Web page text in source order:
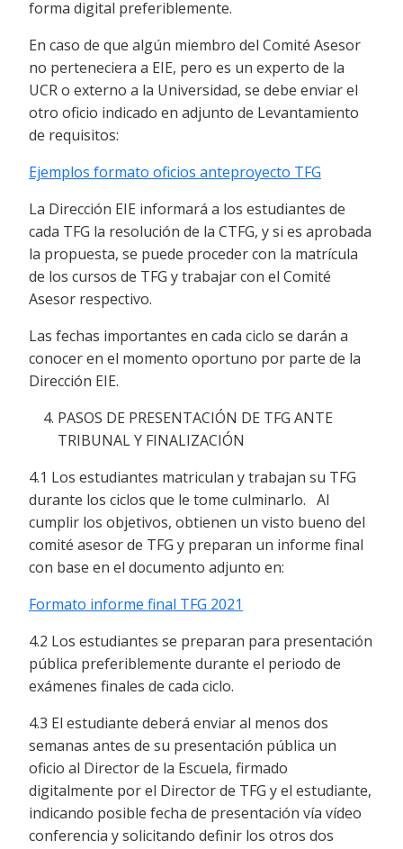
forma digital preferiblemente.
En caso de que algún miembro del Comité Asesor
no perteneciera a EIE, pero es un experto de la
UCR o externo a la Universidad, se debe enviar el
otro oficio indicado en adjunto de Levantamiento
de requisitos:
Ejemplos formato oficios anteproyecto TFG
La Dirección EIE informará a los estudiantes de
cada TFG la resolución de la CTFG, y si es aprobada
la propuesta, se puede proceder con la matrícula
de los cursos de TFG y trabajar con el Comité
Asesor respectivo.
Las fechas importantes en cada ciclo se darán a
conocer en el momento oportuno por parte de la
Dirección EIE.
PASOS DE PRESENTACIÓN DE TFG ANTE
TRIBUNAL Y FINALIZACIÓN
4.1 Los estudiantes matriculan y trabajan su TFG
durante los ciclos que le tome culminarlo. Al
cumplir los objetivos, obtienen un visto bueno del
comité asesor de TFG y preparan un informe final
con base en el documento adjunto en:
Formato informe final TFG 2021
4.2 Los estudiantes se preparan para presentación
pública preferiblemente durante el periodo de
exámenes finales de cada ciclo.
4.3 El estudiante deberá enviar al menos dos
semanas antes de su presentación pública un
oficio al Director de la Escuela, firmado
digitalmente por el Director de TFG y el estudiante,
indicando posible fecha de presentación vía vídeo
conferencia y solicitando definir los otros dos